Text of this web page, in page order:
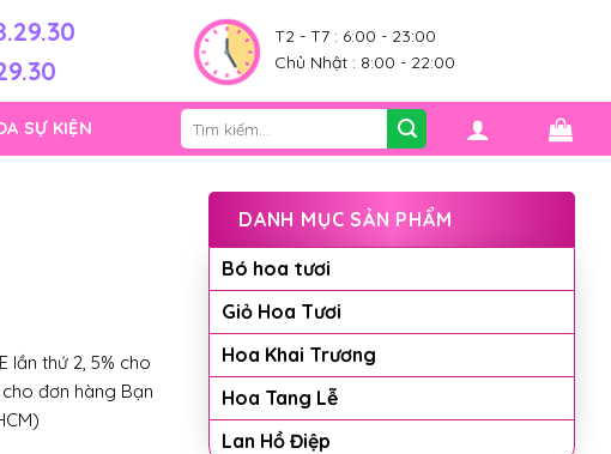
T2 - T7 : 6:00 - 23:00
Chủ Nhật : 8:00 - 22:00
SỰ KIỆN
Tìm
kiếm:
DANH MỤC SẢN PHẨM
Bó hoa tươi
Giỏ Hoa Tươi
Hoa Khai Trương
Hoa Tang Lễ
Lan Hồ Điệp
lần thứ 2, 5% cho
đơn hàng Bạn